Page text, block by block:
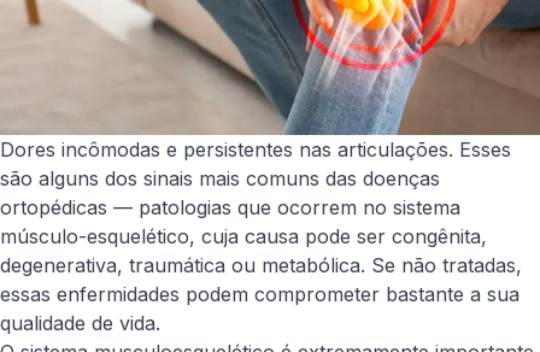
Dores incômodas e persistentes nas articulações. Esses
são alguns dos sinais mais comuns das doenças
ortopédicas — patologias que ocorrem no sistema
músculo-esquelético, cuja causa pode ser congênita,
degenerativa, traumática ou metabólica. Se não tratadas,
essas enfermidades podem comprometer bastante a sua
qualidade de vida.